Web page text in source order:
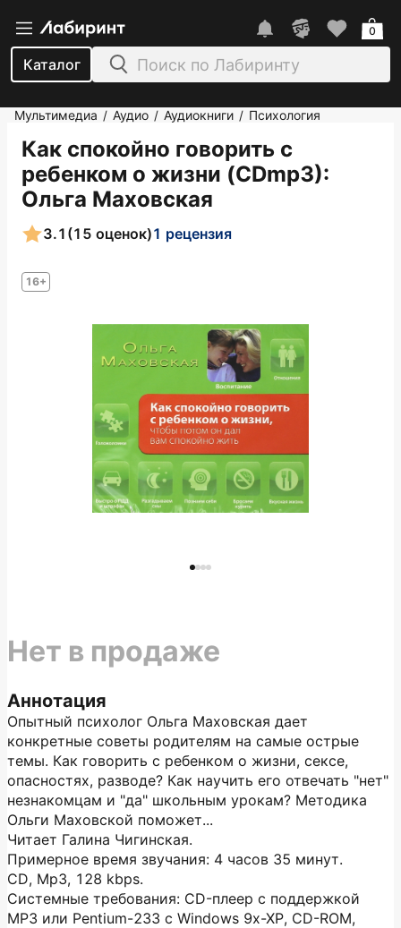
Каталог
0
Мультимедиа / Аудио / Аудиокниги / Психология
Как спокойно говорить с
ребенком о жизни (CDmp3):
Ольга Маховская
16+
3.1 (15 оценок)1 рецензия
Аннотация
Опытный психолог Ольга Маховская дает
конкретные советы родителям на самые острые
темы. Как говорить с ребенком о жизни, сексе,
опасностях, разводе? Как научить его отвечать "нет"
незнакомцам и "да" школьным урокам? Методика
Ольги Маховской поможет...
Читает Галина Чигинская.
Примерное время звучания: 4 часов 35 минут.
CD, Mp3, 128 kbps.
Системные требования: CD-плеер с поддержкой
MP3 или Pentium-233 с Windows 9x-XP, CD-ROM,
Нет в продаже